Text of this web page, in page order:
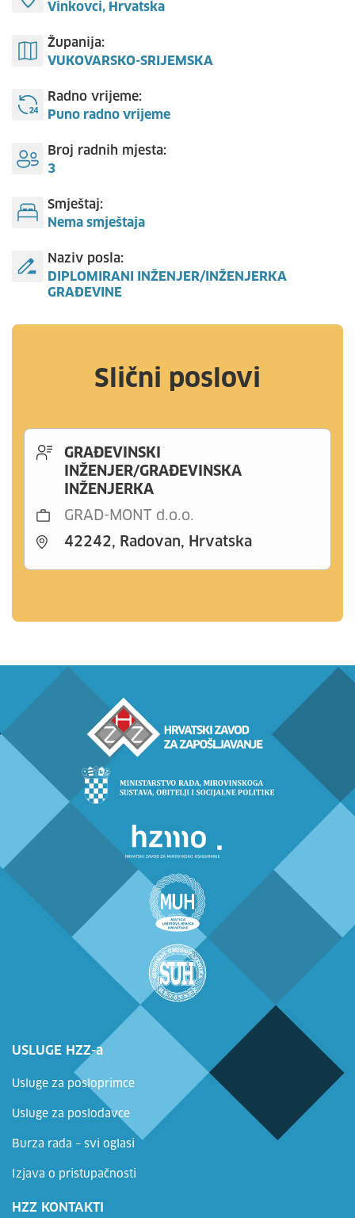
Vinkovci, Hrvatska
Županija:
VUKOVARSKO-SRIJEMSKA
Radno vrijeme:
Puno radno vrijeme
Broj radnih mjesta:
3
Smještaj:
Nema smještaja
Naziv posla:
DIPLOMIRANI INŽENJER/INŽENJERKA
GRAĐEVINE
Slični poslovi
GRAĐEVINSKI
INŽENJER/GRAĐEVINSKA
INŽENJERKA
GRAD-MONT d.o.o.
42242, Radovan, Hrvatska
USLUGE HZZ-a
Usluge za posloprimce
Usluge za poslodavce
Burza rada – svi oglasi
Izjava o pristupačnosti
HZZ KONTAKTI